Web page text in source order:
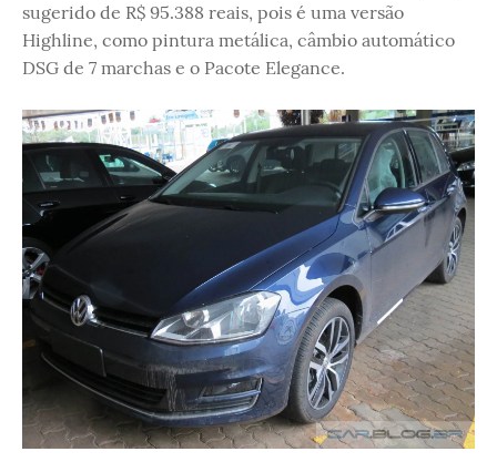
sugerido de R$ 95.388 reais, pois é uma versão
Highline, como pintura metálica, câmbio automático
DSG de 7 marchas e o Pacote Elegance.